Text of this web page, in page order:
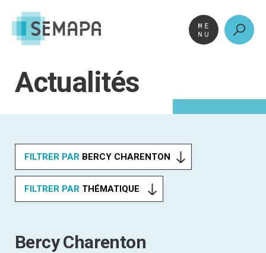
contenu
Actualités
Bercy Charenton